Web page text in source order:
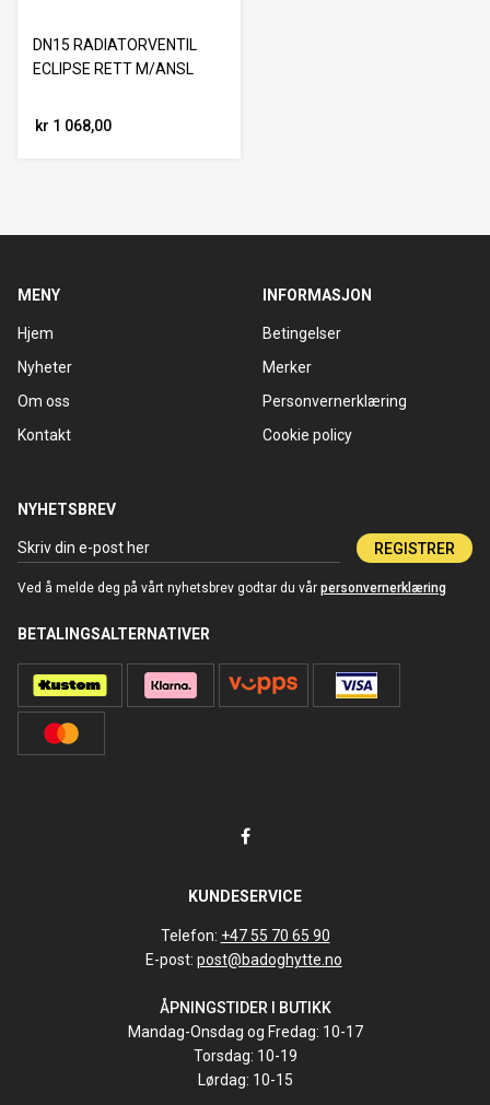
DN15 RADIATORVENTIL
ECLIPSE RETT M/ANSL
kr 1 068,00
MENY
Hjem
Nyheter
Om oss
Kontakt
INFORMASJON
Betingelser
Merker
Personvernerklæring
Cookie policy
NYHETSBREV
REGISTRER
Ved å melde deg på vårt nyhetsbrev godtar du vår personvernerklæring
BETALINGSALTERNATIVER
KUNDESERVICE
Telefon: +47 55 70 65 90
E-post: post@badoghytte.no
ÅPNINGSTIDER I BUTIKK
Mandag-Onsdag og Fredag: 10-17
Torsdag: 10-19
Lørdag: 10-15